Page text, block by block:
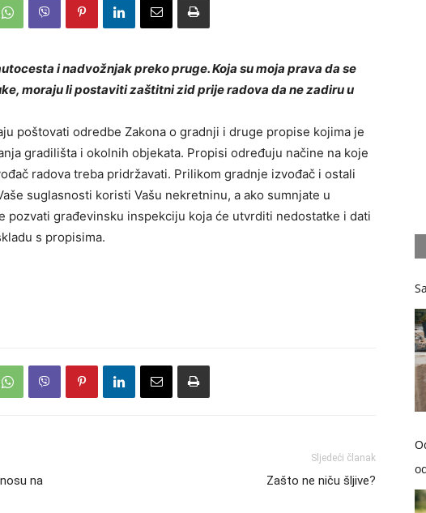
i nadvožnjak preko pruge. Koja su moja prava da se
moraju li postaviti zaštitni zid prije radova da ne zadiru u
poštovati odredbe Zakona o gradnji i druge propise kojima je
gradilišta i okolnih objekata. Propisi određuju načine na koje
radova treba pridržavati. Prilikom gradnje izvođač i ostali
suglasnosti koristi Vašu nekretninu, a ako sumnjate u
pozvati građevinsku inspekciju koja će utvrditi nedostatke i dati
s propisima.
na
Sljedeći članak
Zašto ne niču šljive?